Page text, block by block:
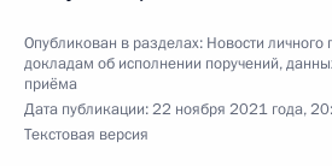
Опубликован в разделах: Новости личного
докладам об исполнении поручений,
приёма
Дата публикации:22 ноября 2021 года,
Текстовая версия